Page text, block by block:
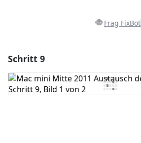
Frag FixBot
Kommentar hinzufügen
Schritt 9